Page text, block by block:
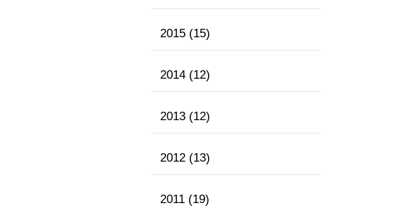
2015 (15)
2014 (12)
2013 (12)
2012 (13)
2011 (19)